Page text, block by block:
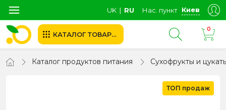
UK ∣ RU Нас. пункт Киев
КАТАЛОГ ТОВАРОВ
0
Каталог продуктов питания Сухофрукты и
ТОП продаж